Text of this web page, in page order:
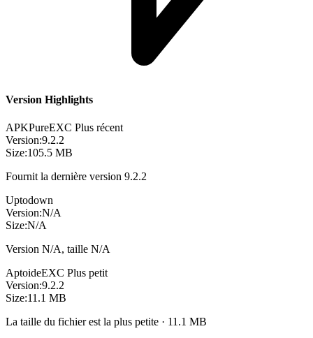
Version Highlights
APKPureEXC Plus récent
Version:9.2.2
Size:105.5 MB
Fournit la dernière version 9.2.2
Uptodown
Version:N/A
Size:N/A
Version N/A, taille N/A
AptoideEXC Plus petit
Version:9.2.2
Size:11.1 MB
La taille du fichier est la plus petite · 11.1 MB